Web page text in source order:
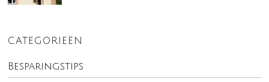
CATEGORIEËN
Besparingstips